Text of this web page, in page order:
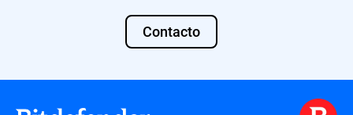
Contacto